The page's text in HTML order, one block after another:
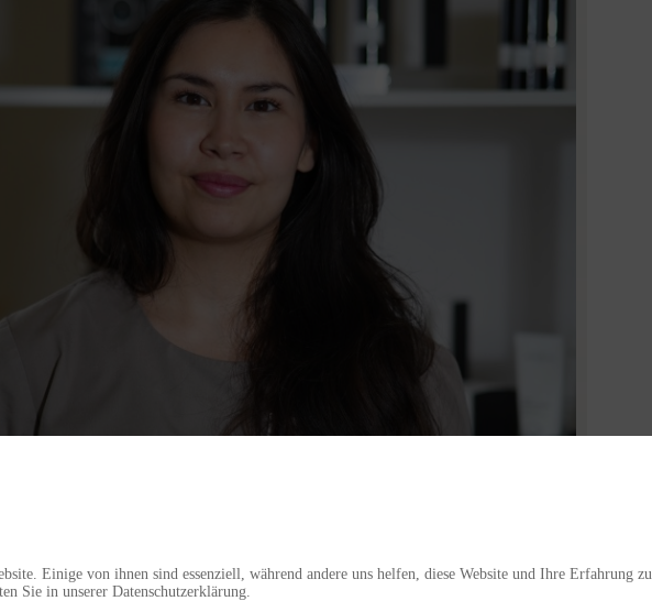
Einige von ihnen sind essenziell, während andere uns helfen, diese Website und Ihre Erfahrung zu
Sie in unserer Datenschutzerklärung.